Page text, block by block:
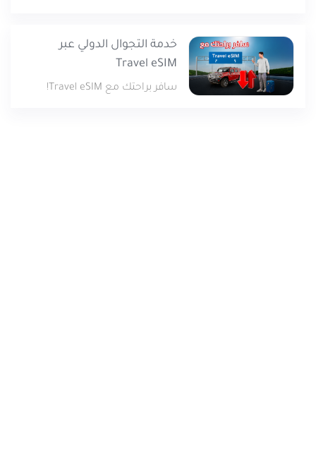
خدمة التجوال الدولي عبر
Travel eSIM
سافر براحتك مع Travel eSIM!